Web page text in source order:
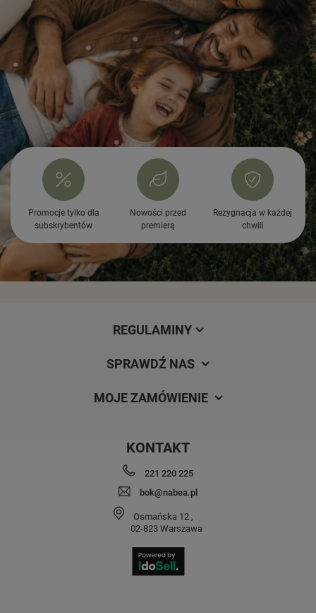
Promocje tylko dla
subskrybentów
Nowości przed
premierą
Rezygnacja w każdej
chwili
REGULAMINY
SPRAWDŹ NAS
MOJE ZAMÓWIENIE
KONTAKT
221 220 225
bok@nabea.pl
Osmańska 12 ,
02-823 Warszawa